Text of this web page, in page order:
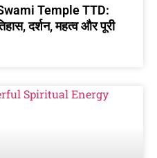
Temple TTD:
दर्शन, महत्व और पूरी